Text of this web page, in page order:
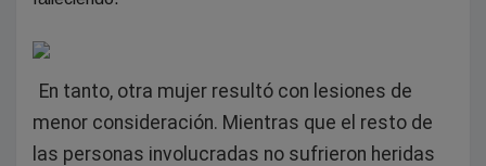
En tanto, otra mujer resultó con lesiones de
menor consideración. Mientras que el resto de
las personas involucradas no sufrieron heridas